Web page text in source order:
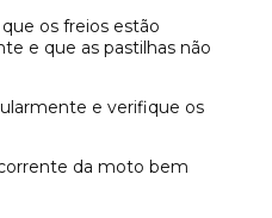
os freios estão
e que as pastilhas não
e verifique os
da moto bem